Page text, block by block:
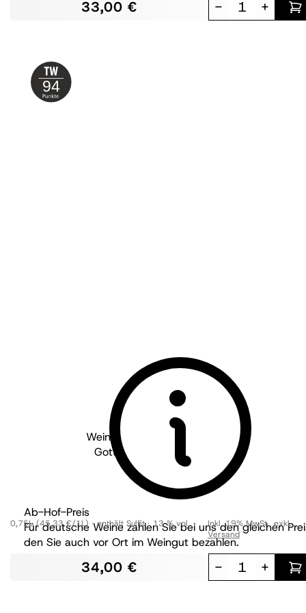
33,00 € - +
94
Weingut Wöhrle - Baden
2023
Gottsacker Chardonnay GG
trocken
BIO
Ab-Hof-Preis
Für deutsche Weine zahlen Sie bei uns den gleichen
den Sie auch vor Ort im Weingut bezahlen.
0,75L (45,33 €/1L) enthält Sulfit 13 % vol
34,00 €
Inkl. 19% MwSt.,exkl.
Versand
- +